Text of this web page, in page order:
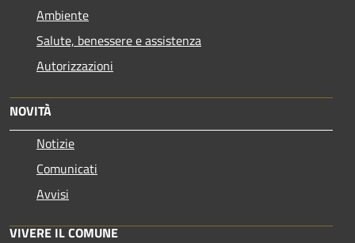
Ambiente
Salute, benessere e assistenza
Autorizzazioni
NOVITÀ
Notizie
Comunicati
Avvisi
VIVERE IL COMUNE